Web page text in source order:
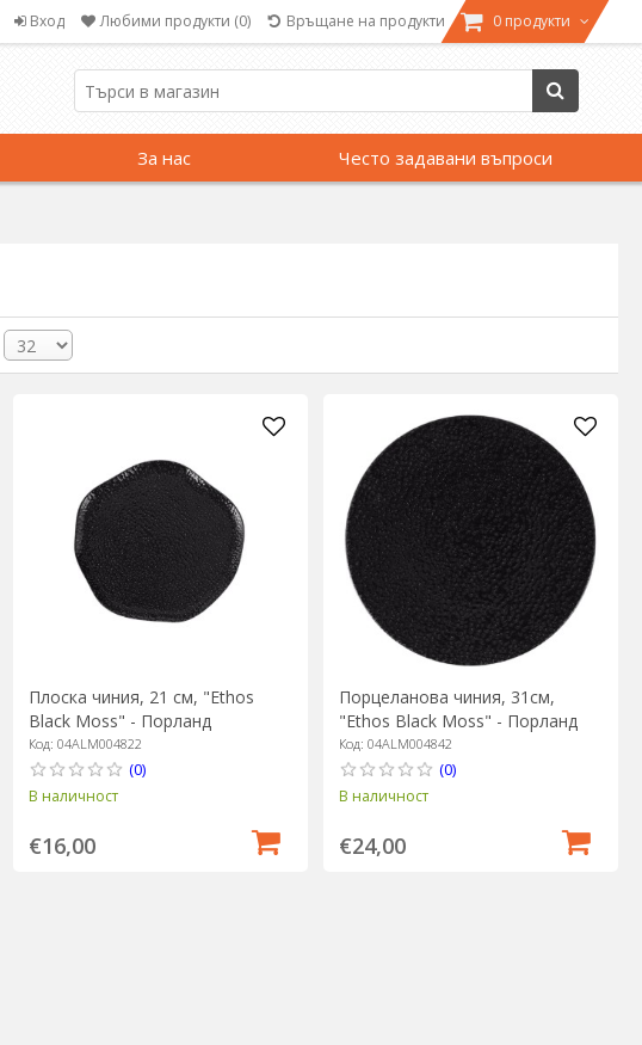
Вход Любими продукти (0) Връщане на продукти 0 продукти
За нас Често задавани въпроси
Плоска чиния, 21 см, "Ethos
Black Moss" - Порланд
Код: 04ALM004822
(0)
В наличност
€16,00
Порцеланова чиния, 31см,
"Ethos Black Moss" - Порланд
Код: 04ALM004842
(0)
В наличност
€24,00